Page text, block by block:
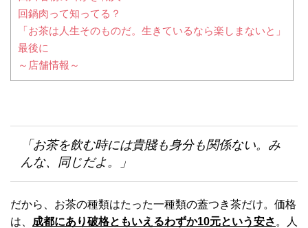
回鍋肉って知ってる？
「お茶は人生そのものだ。生きているなら楽しまないと」
最後に
～店舗情報～
「お茶を飲む時には貴賤も身分も関係ない。み
んな、同じだよ。」
だから、お茶の種類はたった一種類の蓋つき茶だけ。価格
は、 成都にあり破格ともいえるわずか10元という安さ 。人